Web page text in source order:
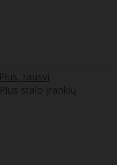
rausvi
stalo įrankių